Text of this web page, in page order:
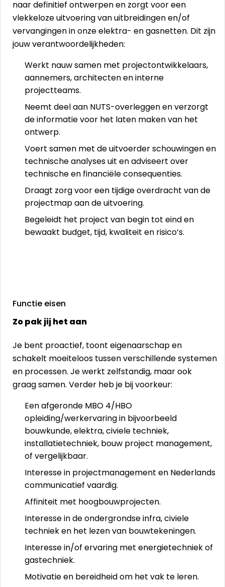
naar definitief ontwerpen en zorgt voor een
vlekkeloze uitvoering van uitbreidingen en/of
vervangingen in onze elektra- en gasnetten. Dit zijn
jouw verantwoordelijkheden:
Werkt nauw samen met projectontwikkelaars,
aannemers, architecten en interne
projectteams.
Neemt deel aan NUTS-overleggen en verzorgt
de informatie voor het laten maken van het
ontwerp.
Voert samen met de uitvoerder schouwingen en
technische analyses uit en adviseert over
technische en financiële consequenties.
Draagt zorg voor een tijdige overdracht van de
projectmap aan de uitvoering.
Begeleidt het project van begin tot eind en
bewaakt budget, tijd, kwaliteit en risico’s.
Functie eisen
Zo pak jij het aan
Je bent proactief, toont eigenaarschap en
schakelt moeiteloos tussen verschillende systemen
en processen. Je werkt zelfstandig, maar ook
graag samen. Verder heb je bij voorkeur:
Een afgeronde MBO 4/HBO
opleiding/werkervaring in bijvoorbeeld
bouwkunde, elektra, civiele techniek,
installatietechniek, bouw project management,
of vergelijkbaar.
Interesse in projectmanagement en Nederlands
communicatief vaardig.
Affiniteit met hoogbouwprojecten.
Interesse in de ondergrondse infra, civiele
techniek en het lezen van bouwtekeningen.
Interesse in/of ervaring met energietechniek of
gastechniek.
Motivatie en bereidheid om het vak te leren.